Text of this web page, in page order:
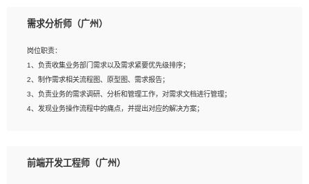
1、全日制本科计算机相关专业毕业，3年以上相关工作经验；
3、熟练使用脚本语言，shell/python任一种，熟练使用Ansible
4、熟悉linux常见服务、中间件的基本原理、部署以及故障处理，如：Mysql、
Apache、Nginx、Zabbix、Kafka等
5、熟悉主流虚拟化技术，如：VMware、KVM
6、具备网络方面的基础知识，熟悉常见的网络协议，如TCP/IP，转发原理，路由优
8、有良好的文档编写能力和沟通能力，有RHCE证书优先
需求分析师（广州）
岗位职责：
1、负责收集业务部门需求以及需求紧要优先级排序；
2、制作需求相关流程图、原型图、需求报告；
3、负责业务的需求调研、分析和管理工作，对需求文档进行管理；
4、发现业务操作流程中的痛点，并提出对应的解决方案；
岗位要求：
前端开发工程师（广州）